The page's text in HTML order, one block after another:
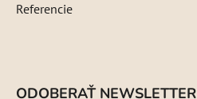
Referencie
ODOBERAŤ NEWSLETTER